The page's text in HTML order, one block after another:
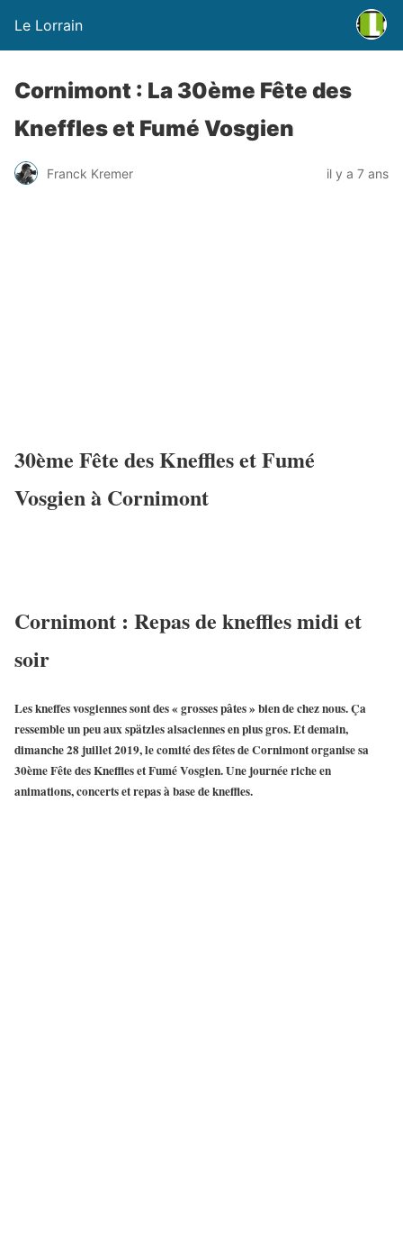
Le Lorrain
Cornimont : La 30ème Fête des
Kneffles et Fumé Vosgien
Franck Kremer il y a 7 ans
30ème Fête des Kneffles et Fumé
Vosgien à Cornimont
Cornimont : Repas de kneffles midi et
soir
Leskneffes vosgiennessont des « grosses pâtes » bien de chez nous. Ça
ressemble un peu aux spätzles alsaciennes en plus gros. Et demain,
dimanche 28 juillet 2019, lecomité des fêtes de Cornimontorganise sa
30ème Fête des Kneffles et Fumé Vosgien. Une journée riche en
animations, concerts et repas à base de kneffles.